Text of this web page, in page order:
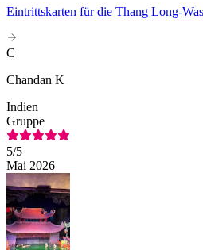
Eintrittskarten für die Thang Long-
C
Chandan K
Indien
Gruppe
5/5
Mai 2026